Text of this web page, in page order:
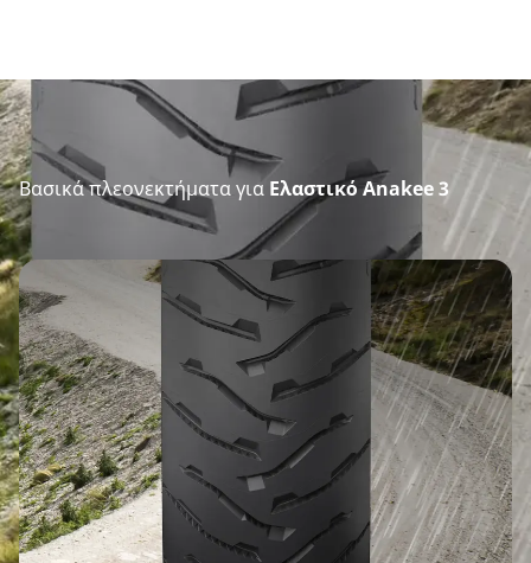
Βασικά πλεονεκτήματα για Ελαστικό Anakee 3